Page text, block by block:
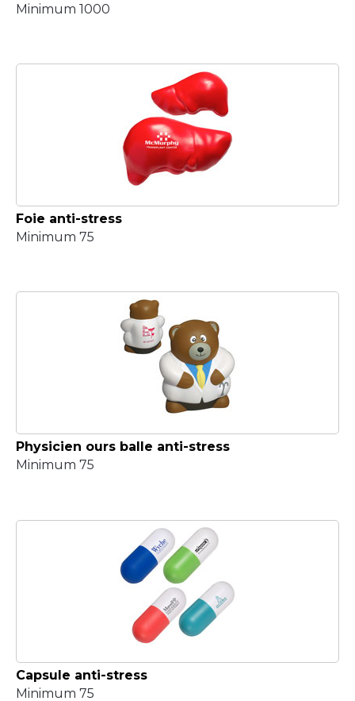
Minimum 1000
Foie anti-stress
Minimum 75
Physicien ours balle anti-stress
Minimum 75
Capsule anti-stress
Minimum 75